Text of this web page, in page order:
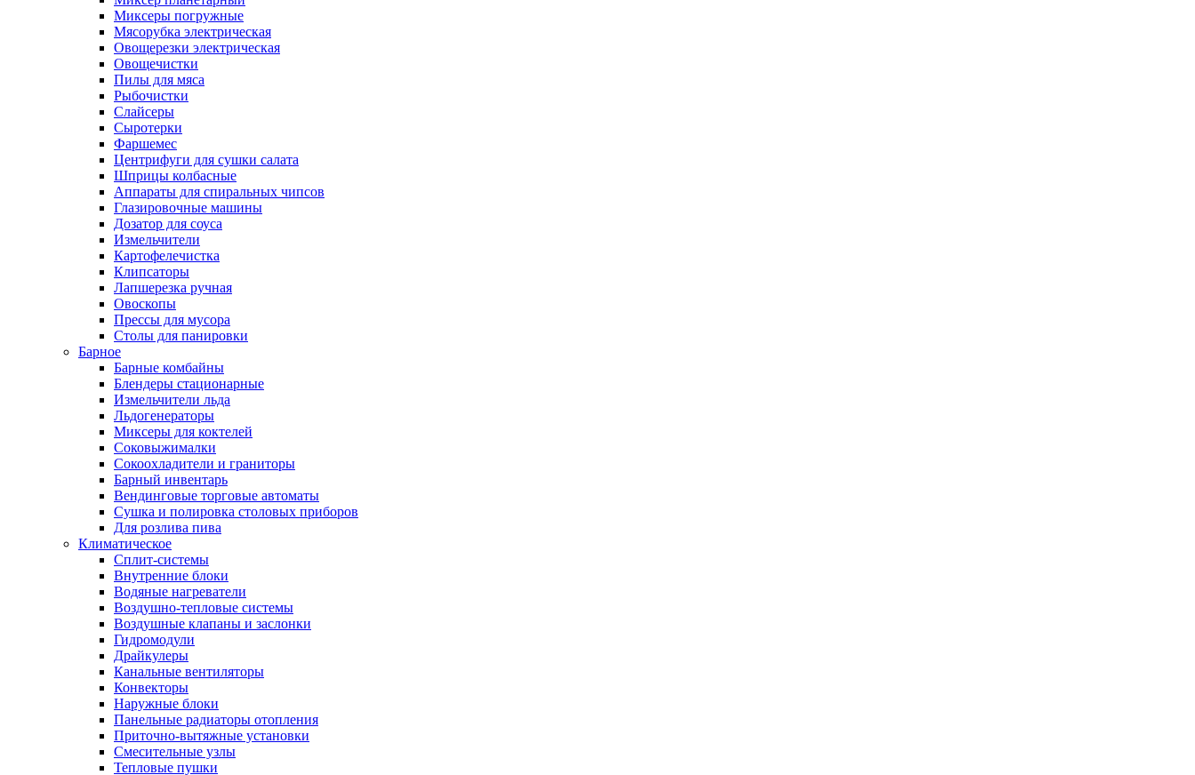
Миксеры погружные
Мясорубка электрическая
Овощерезки электрическая
Овощечистки
Пилы для мяса
Рыбочистки
Слайсеры
Сыротерки
Фаршемес
Центрифуги для сушки салата
Шприцы колбасные
Аппараты для спиральных чипсов
Глазировочные машины
Дозатор для соуса
Измельчители
Картофелечистка
Клипсаторы
Лапшерезка ручная
Овоскопы
Прессы для мусора
Столы для панировки
Барное
Барные комбайны
Блендеры стационарные
Измельчители льда
Льдогенераторы
Миксеры для коктелей
Соковыжималки
Сокоохладители и граниторы
Барный инвентарь
Вендинговые торговые автоматы
Сушка и полировка столовых приборов
Для розлива пива
Климатическое
Сплит-системы
Внутренние блоки
Водяные нагреватели
Воздушно-тепловые системы
Воздушные клапаны и заслонки
Гидромодули
Драйкулеры
Канальные вентиляторы
Конвекторы
Наружные блоки
Панельные радиаторы отопления
Приточно-вытяжные установки
Смесительные узлы
Тепловые пушки